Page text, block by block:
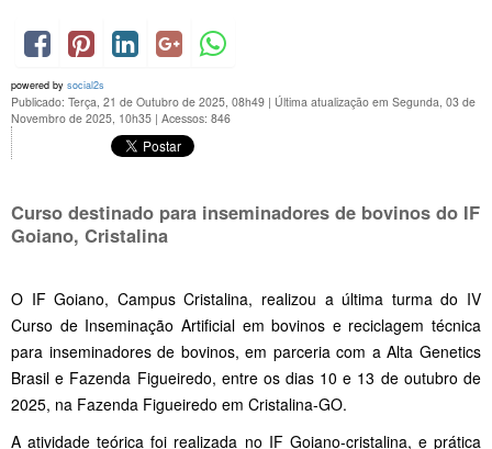
powered by social2s
Publicado: Terça, 21 de Outubro de 2025, 08h49 | Última atualização em Segunda, 03 de
Novembro de 2025, 10h35 | Acessos: 846
Curso destinado para inseminadores de bovinos do IF
Goiano, Cristalina
O IF Goiano, Campus Cristalina, realizou a última turma do IV
Curso de Inseminação Artificial em bovinos e reciclagem técnica
para inseminadores de bovinos, em parceria com a Alta Genetics
Brasil e Fazenda Figueiredo, entre os dias 10 e 13 de outubro de
2025, na Fazenda Figueiredo em Cristalina-GO.
A atividade teórica foi realizada no IF Goiano-cristalina, e prática